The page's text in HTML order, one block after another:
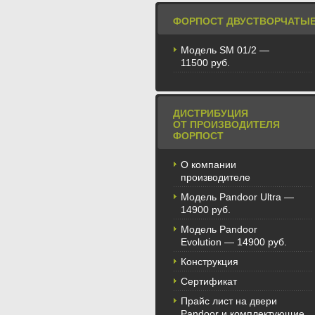
ФОРПОСТ
Модель SM 01/2 —
11500 руб.
ДИСТРИБУЦИЯ
ОТ ПРОИЗВОДИТЕЛЯ
ФОРПОСТ
О компании
производителе
Модель Pandoor Ultra —
14900 руб.
Модель Pandoor
Evolution — 14900 руб.
Конструкция
Сертификат
Прайс лист на двери